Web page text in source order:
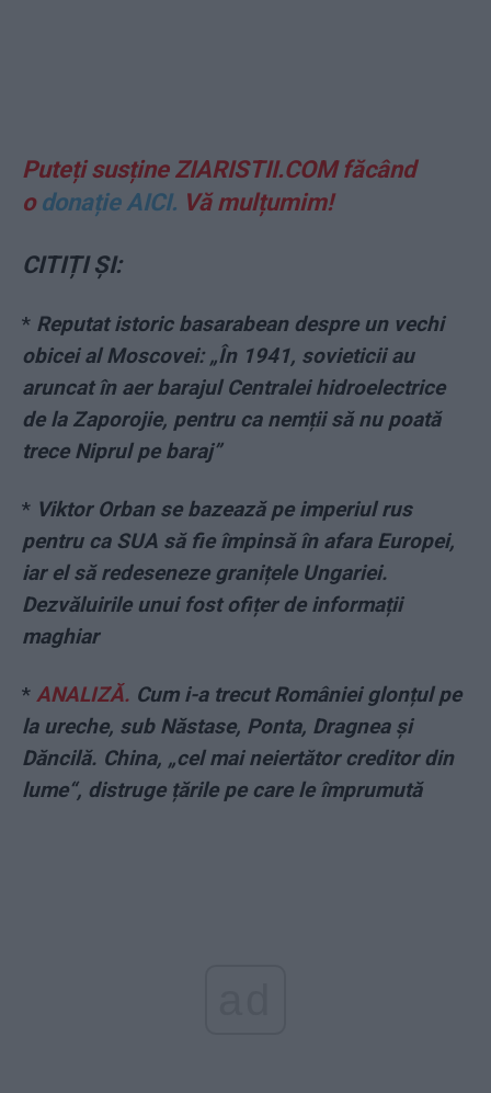
Puteți susține ZIARISTII.COM făcând
o donație AICI. Vă mulțumim!
CITIȚI ȘI:
* Reputat istoric basarabean despre un vechi
obicei al Moscovei: „În 1941, sovieticii au
aruncat în aer barajul Centralei hidroelectrice
de la Zaporojie, pentru ca nemții să nu poată
trece Niprul pe baraj”
* Viktor Orban se bazează pe imperiul rus
pentru ca SUA să fie împinsă în afara Europei,
iar el să redeseneze granițele Ungariei.
Dezvăluirile unui fost ofițer de informații
maghiar
* ANALIZĂ. Cum i-a trecut României glonțul pe
la ureche, sub Năstase, Ponta, Dragnea și
Dăncilă. China, „cel mai neiertător creditor din
lume“, distruge țările pe care le împrumută